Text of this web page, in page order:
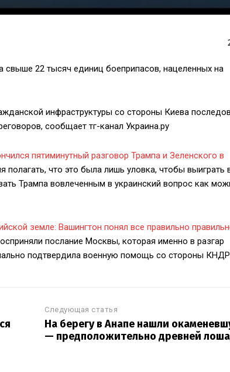
свыше 22 тысяч единиц боеприпасов, нацеленных на
инфраструктуры со стороны Киева
сообщает тг-канал Украина.ру
пятиминутный разговор Трампа и Зеленского в
полагать, что это была лишь уловка, чтобы выиграть
Трампа вовлеченным в украинский вопрос как
земле: Вашингтон понял все правильно
послание Москвы, которая именно в разгар
подтвердила военную помощь со стороны
Следующая статья
На берегу в Анапе нашли
— предположительно древней